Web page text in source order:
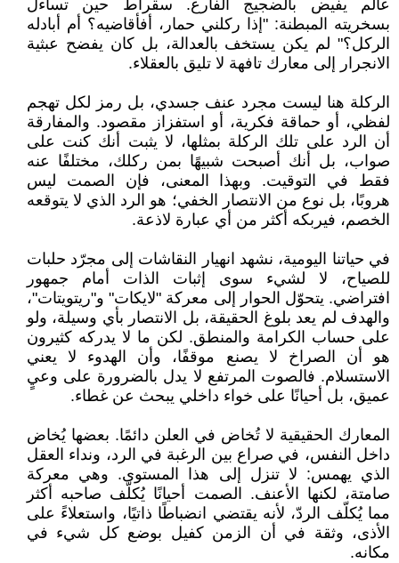
عالم يفيض بالضجيج الفارغ. سقراط حين تساءل
بسخريته المبطنة: "إذا ركلني حمار، أفأقاضيه؟ أم أبادله
الركل؟" لم يكن يستخف بالعدالة، بل كان يفضح عبثية
الانجرار إلى معارك تافهة لا تليق بالعقلاء.
الركلة هنا ليست مجرد عنف جسدي، بل رمز لكل تهجم
لفظي، أو حماقة فكرية، أو استفزاز مقصود. والمفارقة
أن الرد على تلك الركلة بمثلها، لا يثبت أنك كنت على
صواب، بل أنك أصبحت شبيهًا بمن ركلك، مختلفًا عنه
فقط في التوقيت. وبهذا المعنى، فإن الصمت ليس
هروبًا، بل نوع من الانتصار الخفي؛ هو الرد الذي لا يتوقعه
الخصم، فيربكه أكثر من أي عبارة لاذعة.
في حياتنا اليومية، نشهد انهيار النقاشات إلى مجرّد حلبات
للصياح، لا لشيء سوى إثبات الذات أمام جمهور
افتراضي. يتحوّل الحوار إلى معركة "لايكات" و"ريتويتات"،
والهدف لم يعد بلوغ الحقيقة، بل الانتصار بأي وسيلة، ولو
على حساب الكرامة والمنطق. لكن ما لا يدركه كثيرون
هو أن الصراخ لا يصنع موقفًا، وأن الهدوء لا يعني
الاستسلام. فالصوت المرتفع لا يدل بالضرورة على وعيٍ
عميق، بل أحيانًا على خواء داخلي يبحث عن غطاء.
المعارك الحقيقية لا تُخاض في العلن دائمًا. بعضها يُخاض
داخل النفس، في صراع بين الرغبة في الرد، ونداء العقل
الذي يهمس: لا تنزل إلى هذا المستوى. وهي معركة
صامتة، لكنها الأعنف. الصمت أحيانًا يُكلّف صاحبه أكثر
مما يُكلّف الردّ، لأنه يقتضي انضباطًا ذاتيًا، واستعلاءً على
الأذى، وثقة في أن الزمن كفيل بوضع كل شيء في
مكانه.